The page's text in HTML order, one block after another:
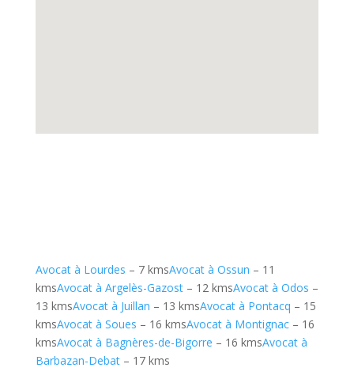
Avocat à Lourdes – 7 kmsAvocat à Ossun – 11
kmsAvocat à Argelès-Gazost– 12 kmsAvocat à Odos –
13 kmsAvocat à Juillan – 13 kmsAvocat à Pontacq – 15
kmsAvocat à Soues – 16 kmsAvocat à Montignac– 16
kmsAvocat à Bagnères-de-Bigorre – 16 kmsAvocat à
Barbazan-Debat– 17 kms